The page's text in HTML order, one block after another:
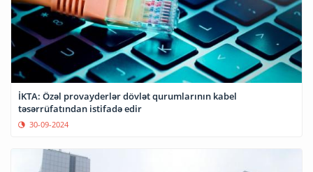
İKTA: Özəl provayderlər dövlət qurumlarının kabel
təsərrüfatından istifadə edir
30-09-2024